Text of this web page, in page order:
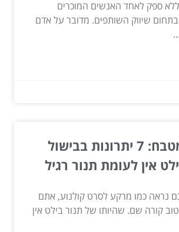
ספק לאחד האנשים המוכרים
בתחום שיווק השותפים. מדובר על אדם
מהפכה במטבח: 7 יתרונות בבישול
אין לעומת תנור רגיל
נראה כמו מרקע לסרט קולנוע, אתם
קורה שם. שהיותו של תנור בילט אין